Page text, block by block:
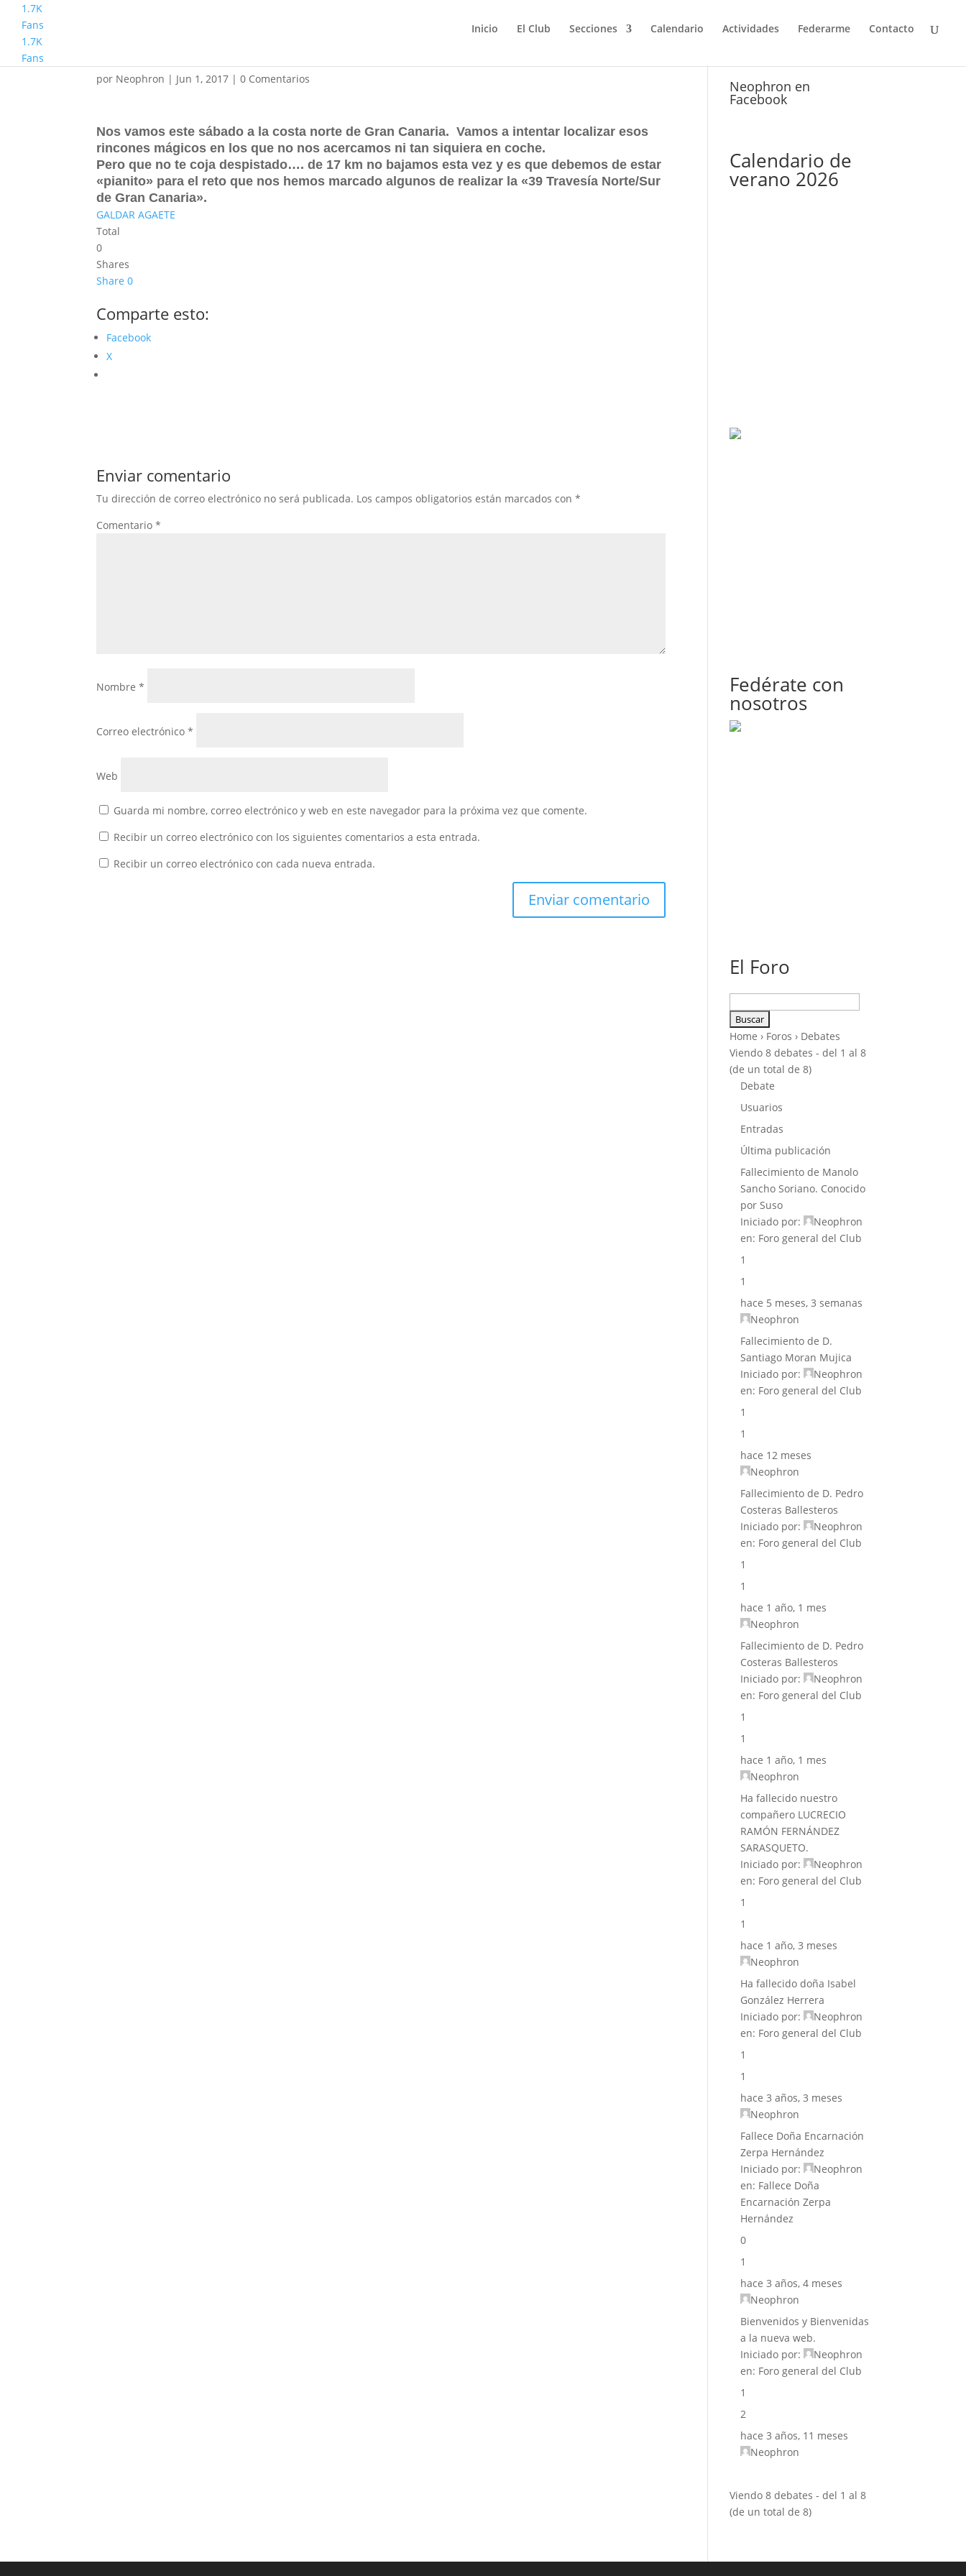
Inicio El Club Secciones Calendario Actividades Federarme Contacto
1.7K
Fans
1.7K
Fans
por Neophron | Jun 1, 2017 |0 Comentarios
Nos vamos este sábado a la costa norte de Gran Canaria. Vamos a intentar localizar esos
rincones mágicos en los que no nos acercamos ni tan siquiera en coche.
Pero que no te coja despistado…. de 17 km no bajamos esta vez y es que debemos de estar
«pianito» para el reto que nos hemos marcado algunos de realizar la «39 Travesía Norte/Sur
de Gran Canaria».
GALDAR AGAETE
Total
0
Shares
Share 0
Comparte esto:
Facebook
X
Enviar comentario
Tu dirección de correo electrónico no será publicada. Los campos obligatorios están marcados con*
Comentario*
Nombre*
Correo electrónico*
Web
Guarda mi nombre, correo electrónico y web en este navegador para la próxima vez que comente.
Recibir un correo electrónico con los siguientes comentarios a esta entrada.
Recibir un correo electrónico con cada nueva entrada.
Neophron en
Facebook
Calendario de
verano 2026
Fedérate con
nosotros
El Foro
Home › Foros › Debates
Viendo 8 debates - del 1 al 8
(de un total de 8)
Debate
Usuarios
Entradas
Última publicación
Fallecimiento de Manolo
Sancho Soriano. Conocido
por Suso
Iniciado por:
Neophron
en: Foro general del Club
1
1
hace 5 meses, 3 semanas
Neophron
Fallecimiento de D.
Santiago Moran Mujica
Iniciado por:
Neophron
en: Foro general del Club
1
1
hace 12 meses
Neophron
Fallecimiento de D. Pedro
Costeras Ballesteros
Iniciado por:
Neophron
en: Foro general del Club
1
1
hace 1 año, 1 mes
Neophron
Fallecimiento de D. Pedro
Costeras Ballesteros
Iniciado por:
Neophron
en: Foro general del Club
1
1
hace 1 año, 1 mes
Neophron
Ha fallecido nuestro
compañero LUCRECIO
RAMÓN FERNÁNDEZ
SARASQUETO.
Iniciado por:
Neophron
en: Foro general del Club
1
1
hace 1 año, 3 meses
Neophron
Ha fallecido doña Isabel
González Herrera
Iniciado por:
Neophron
en: Foro general del Club
1
1
hace 3 años, 3 meses
Neophron
Fallece Doña Encarnación
Zerpa Hernández
Iniciado por:
Neophron
en: Fallece Doña
Encarnación Zerpa
Hernández
0
1
hace 3 años, 4 meses
Neophron
Bienvenidos y Bienvenidas
a la nueva web.
Iniciado por:
Neophron
en: Foro general del Club
1
2
hace 3 años, 11 meses
Neophron
Viendo 8 debates - del 1 al 8
(de un total de 8)